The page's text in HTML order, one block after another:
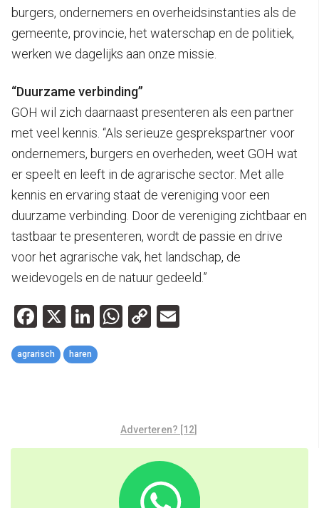
burgers, ondernemers en overheidsinstanties als de
gemeente, provincie, het waterschap en de politiek,
werken we dagelijks aan onze missie.
“Duurzame verbinding”
GOH wil zich daarnaast presenteren als een partner
met veel kennis. “Als serieuze gesprekspartner voor
ondernemers, burgers en overheden, weet GOH wat
er speelt en leeft in de agrarische sector. Met alle
kennis en ervaring staat de vereniging voor een
duurzame verbinding. Door de vereniging zichtbaar en
tastbaar te presenteren, wordt de passie en drive
voor het agrarische vak, het landschap, de
weidevogels en de natuur gedeeld.”
Facebook
X LinkedIn
WhatsApp
Copy
agrarisch haren
Adverteren? [12]